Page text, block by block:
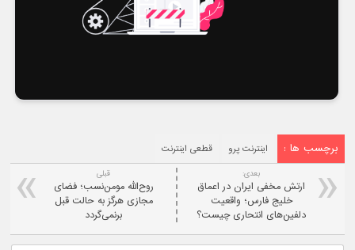
برچسب ها : اینترنت پرو قطعی اینترنت
قبلی
روح‌الله مومن‌نسب؛ فضای
مجازی هرگز به حالت قبل
برنمی‌گردد
بعدی:
ارتش مخفی ایران در اعماق
خلیج فارس؛ واقعیت
دلفین‌های انتحاری چیست؟